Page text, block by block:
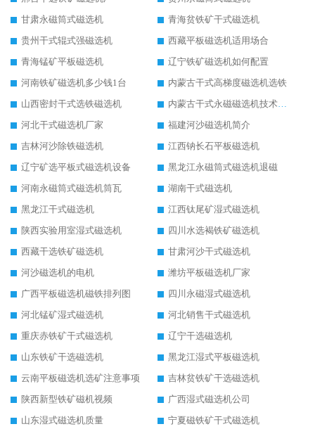
甘肃永磁筒式磁选机
青海贫铁矿干式磁选机
贵州干式辊式强磁选机
西藏平板磁选机适用场合
青海锰矿平板磁选机
辽宁铁矿磁选机如何配置
河南铁矿磁选机多少钱1台
内蒙古干式高梯度磁选机选铁
山西密封干式选铁磁选机
内蒙古干式永磁磁选机技术要求
河北干式磁选机厂家
福建河沙磁选机简介
吉林河沙除铁磁选机
江西钠长石平板磁选机
辽宁矿选平板式磁选机设备
黑龙江永磁筒式磁选机退磁
河南永磁筒式磁选机筒瓦
湖南干式磁选机
黑龙江干式磁选机
江西钛尾矿湿式磁选机
陕西实验用室湿式磁选机
四川水选褐铁矿磁选机
西藏干选铁矿磁选机
甘肃河沙干式磁选机
河沙磁选机的电机
潍坊平板磁选机厂家
广西平板磁选机磁铁排列图
四川永磁湿式磁选机
河北锰矿湿式磁选机
河北销售干式磁选机
重庆赤铁矿干式磁选机
辽宁干选磁选机
山东铁矿干选磁选机
黑龙江湿式平板磁选机
云南平板磁选机选矿注意事项
吉林贫铁矿干选磁选机
陕西新型铁矿磁机视频
广西湿式磁选机公司
山东湿式磁选机质量
宁夏磁铁矿干式磁选机